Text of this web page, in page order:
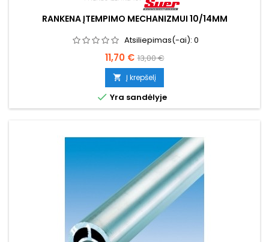
RANKENA ĮTEMPIMO MECHANIZMUI 10/14MM
Atsiliepimas(-ai): 0
Kaina
11,70 € Bazinė
kaina
13,00 €
 Į krepšelį
 Yra sandėlyje